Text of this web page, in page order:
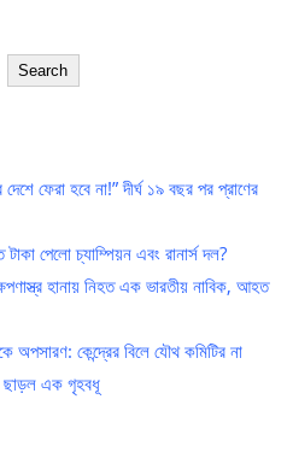
Search
হবে না!” দীর্ঘ ১৯ বছর পর প্রাণের
পেলো চ্যাম্পিয়ন এবং রানার্স দল?
হানায় নিহত এক ভারতীয় নাবিক, আহত
অপসারণ: কেন্দ্রের বিলে যৌথ কমিটির না
ছাড়ল এক গৃহবধূ